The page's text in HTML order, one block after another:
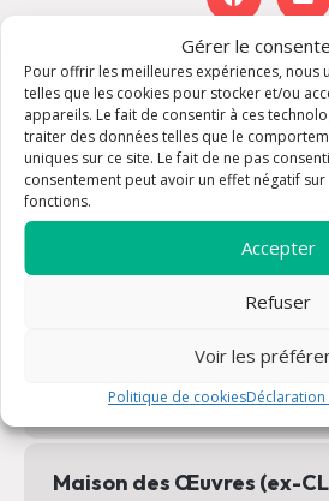
Gérer le
Pour offrir les meilleures expériences, nous
telles que les cookies pour stocker et/ou
appareils. Le fait de consentir à ces
traiter des données telles que le
uniques sur ce site. Le fait de ne pas
consentement peut avoir un effet négatif
fonctions.
Accepter
Refuser
Voir les
Politique de cookies
Paroisse de Draguignan –
paroissiale
Accueil paroissial
Adresse : 50 Grande Rue 83300
Email :
Tel : 04 94 76 34 98
Horaires : Accueil du lundi au
Eglise Saint-Michel
Horaires : Eglise ouverte en journée
Maison des Œuvres (ex-